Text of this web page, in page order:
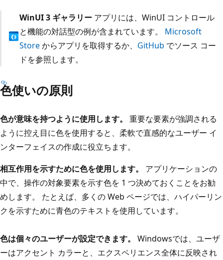
WinUI 3 ギャラリーアプリには、WinUI コントロール
と機能の対話型の例が含まれています。 Microsoft
Storeからアプリを取得するか、 GitHub でソース コー
ドを参照します。
色使いの原則
色が意味を持つように使用します。
重要な要素が強調される
ように控え目に色を使用すると、柔軟で直感的なユーザー イ
ンターフェイスの作成に役立ちます。
相互作用を示すために色を使用します。
アプリケーションの
中で、操作の対象要素を示す色を 1 つ決めておくことをお勧
めします。 たとえば、多くの Web ページでは、ハイパーリン
クを示すために青色のテキストを使用しています。
色は個々のユーザーが設定できます。
Windowsでは、ユーザ
ーはアクセント カラーと、エクスペリエンス全体に反映され